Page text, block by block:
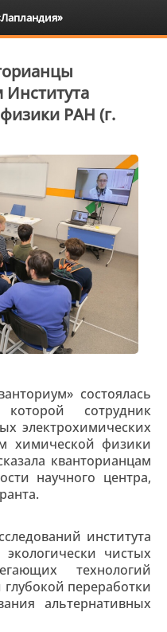
Института
РАН (г.
состоялась
сотрудник
электрохимических
химической физики
кванторианцам
научного центра,
института
чистых
технологий
переработки
альтернативных